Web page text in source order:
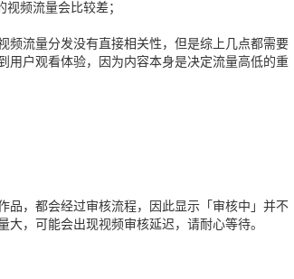
频流量会比较差；
频流量分发没有直接相关性，但是综上几点都需要
用户观看体验，因为内容本身是决定流量高低的重
品，都会经过审核流程，因此显示「审核中」并不
，可能会出现视频审核延迟，请耐心等待。